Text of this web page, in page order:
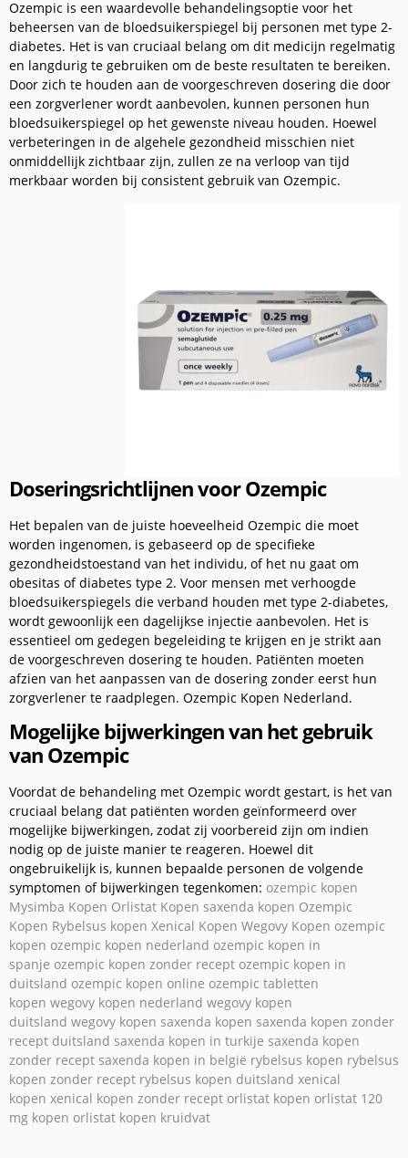
Ozempic is een waardevolle behandelingsoptie voor het
beheersen van de bloedsuikerspiegel bij personen met type 2-
diabetes. Het is van cruciaal belang om dit medicijn regelmatig
en langdurig te gebruiken om de beste resultaten te bereiken.
Door zich te houden aan de voorgeschreven dosering die door
een zorgverlener wordt aanbevolen, kunnen personen hun
bloedsuikerspiegel op het gewenste niveau houden. Hoewel
verbeteringen in de algehele gezondheid misschien niet
onmiddellijk zichtbaar zijn, zullen ze na verloop van tijd
merkbaar worden bij consistent gebruik van Ozempic.
Doseringsrichtlijnen voor Ozempic
Het bepalen van de juiste hoeveelheid Ozempic die moet
worden ingenomen, is gebaseerd op de specifieke
gezondheidstoestand van het individu, of het nu gaat om
obesitas of diabetes type 2. Voor mensen met verhoogde
bloedsuikerspiegels die verband houden met type 2-diabetes,
wordt gewoonlijk een dagelijkse injectie aanbevolen. Het is
essentieel om gedegen begeleiding te krijgen en je strikt aan
de voorgeschreven dosering te houden. Patiënten moeten
afzien van het aanpassen van de dosering zonder eerst hun
zorgverlener te raadplegen. Ozempic Kopen Nederland.
Mogelijke bijwerkingen van het gebruik
van Ozempic
Voordat de behandeling met Ozempic wordt gestart, is het van
cruciaal belang dat patiënten worden geïnformeerd over
mogelijke bijwerkingen, zodat zij voorbereid zijn om indien
nodig op de juiste manier te reageren. Hoewel dit
ongebruikelijk is, kunnen bepaalde personen de volgende
symptomen of bijwerkingen tegenkomen: ozempic kopen
Mysimba Kopen Orlistat Kopen saxenda kopen Ozempic
Kopen Rybelsus kopen Xenical Kopen Wegovy Kopen ozempic
kopen ozempic kopen nederland ozempic kopen in
spanje ozempic kopen zonder recept ozempic kopen in
duitsland ozempic kopen online ozempic tabletten
kopen wegovy kopen nederland wegovy kopen
duitsland wegovy kopen saxenda kopen saxenda kopen zonder
recept duitsland saxenda kopen in turkije saxenda kopen
zonder recept saxenda kopen in belgië rybelsus kopen rybelsus
kopen zonder recept rybelsus kopen duitsland xenical
kopen xenical kopen zonder recept orlistat kopen orlistat 120
mg kopen orlistat kopen kruidvat